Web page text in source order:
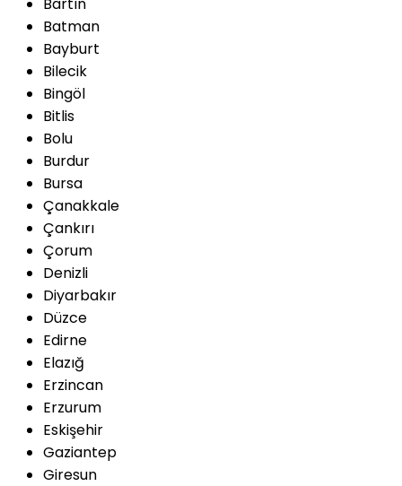
Batman
Bayburt
Bilecik
Bingöl
Bitlis
Bolu
Burdur
Bursa
Çanakkale
Çankırı
Çorum
Denizli
Diyarbakır
Düzce
Edirne
Elazığ
Erzincan
Erzurum
Eskişehir
Gaziantep
Giresun